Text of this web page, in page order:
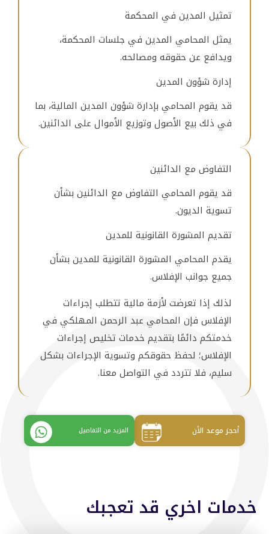
تمثيل المدين في المحكمة
يمثل المحامي المدين في جلسات المحكمة،
ويدافع عن حقوقه ومصالحه.
إدارة شؤون المدين
قد يقوم المحامي بإدارة شؤون المدين المالية، بما
في ذلك بيع الأصول وتوزيع الأموال على الدائنين.
التفاوض مع الدائنين
قد يقوم المحامي التفاوض مع الدائنين بشأن
تسوية الديون.
تقديم المشورة القانونية للمدين
يقدم المحامي المشورة القانونية للمدين بشأن
جميع جوانب الإفلاس.
لذلك إذا تعرضت لأزمة مالية تتطلب إجراءات
الإفلاس فإن المحامي عبد الرحمن المهلكي في
خدمتكم دائمًا بتقديم خدمات تخليص إجراءات
الإفلاس؛ لحفظ حقوقكم وتسوية الإجراءات بشكل
سليم، فلا تتردد في التواصل معنا.
أحجز موعد الأن المزيد من التفاصيل
خدمات اخري قد تعجبك